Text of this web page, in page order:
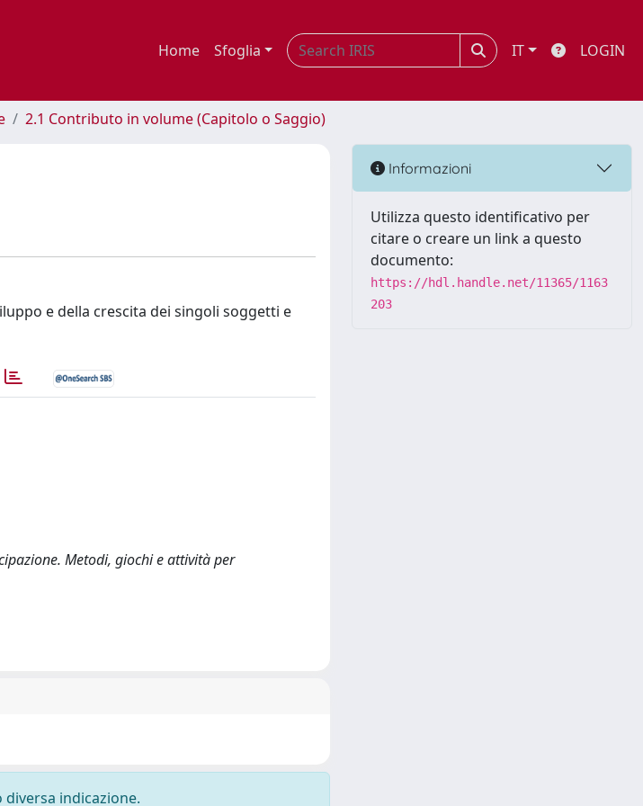
Home Sfoglia IT LOGIN
2.1 Contributo in volume (Capitolo o Saggio)
e della crescita dei singoli soggetti e
Metodi, giochi e attività per
indicazione.
Informazioni
Utilizza questo identificativo per
citare o creare un link a questo
documento:
https://hdl.handle.net/11365/1163
203